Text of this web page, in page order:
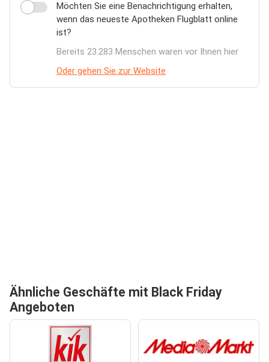
Möchten Sie eine Benachrichtigung erhalten,
wenn das neueste Apotheken Flugblatt online
ist?
Bereits 23.283 Menschen waren vor Ihnen hier
Oder gehen Sie zur Website
Ähnliche Geschäfte mit Black Friday
Angeboten